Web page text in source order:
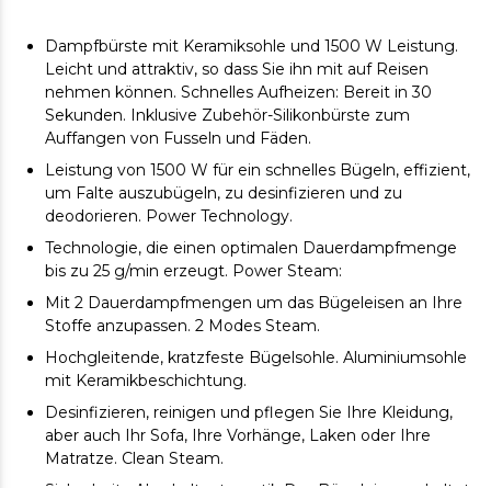
Dampfbürste mit Keramiksohle und 1500 W Leistung.
Leicht und attraktiv, so dass Sie ihn mit auf Reisen
nehmen können. Schnelles Aufheizen: Bereit in 30
Sekunden. Inklusive Zubehör-Silikonbürste zum
Auffangen von Fusseln und Fäden.
Leistung von 1500 W für ein schnelles Bügeln, effizient,
um Falte auszubügeln, zu desinfizieren und zu
deodorieren. Power Technology.
Technologie, die einen optimalen Dauerdampfmenge
bis zu 25 g/min erzeugt. Power Steam:
Mit 2 Dauerdampfmengen um das Bügeleisen an Ihre
Stoffe anzupassen. 2 Modes Steam.
Hochgleitende, kratzfeste Bügelsohle. Aluminiumsohle
mit Keramikbeschichtung.
Desinfizieren, reinigen und pflegen Sie Ihre Kleidung,
aber auch Ihr Sofa, Ihre Vorhänge, Laken oder Ihre
Matratze. Clean Steam.